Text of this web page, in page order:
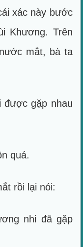
xác này bước
Khương. Trên
mắt, bà ta
được gặp nhau
quá.
rồi lại nói:
nhi đã gặp